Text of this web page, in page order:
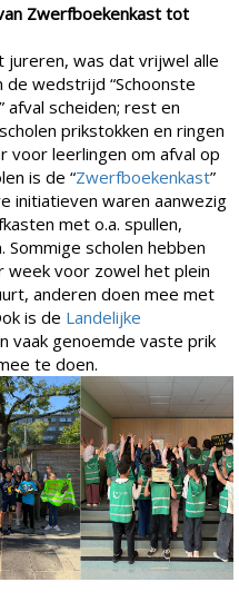
Zwerfboekenkast tot
was dat vrijwel alle
de wedstrijd “Schoonste
afval scheiden; rest en
prikstokken en ringen
voor leerlingen om afval op
is de “Zwerfboekenkast”
initiatieven waren aanwezig
met o.a. spullen,
scholen hebben
week voor zowel het plein
anderen doen mee met
is de Landelijke
vaak genoemde vaste prik
te doen.